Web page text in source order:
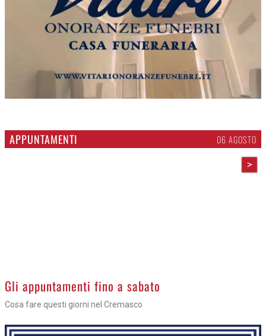
APPUNTAMENTI 06 AGOSTO
>
Gli appuntamenti fino a sabato
Cosa fare questi giorni nel Cremasco